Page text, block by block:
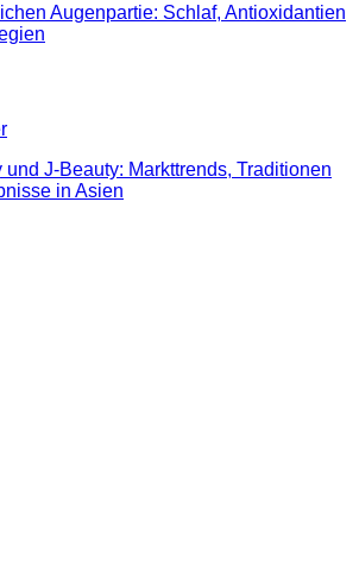
Augenpartie: Schlaf, Antioxidantien
J-Beauty: Markttrends, Traditionen
in Asien